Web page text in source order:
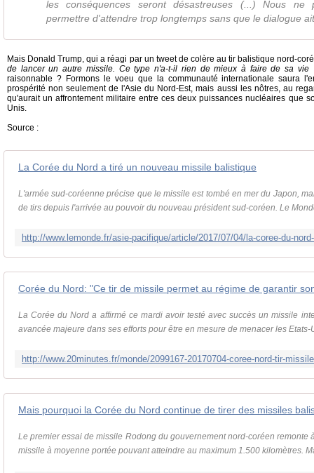
les conséquences seront désastreuses (...) Nous ne
permettre d'attendre trop longtemps sans que le dialogue
Mais Donald Trump, qui a réagi par un tweet de colère au tir balistique nord-
de lancer un autre missile. Ce type n'a-t-il rien de mieux à faire de sa vie
raisonnable ? Formons le voeu que la communauté internationale saura
prospérité non seulement de l'Asie du Nord-Est, mais aussi les nôtres, au
qu'aurait un affrontement militaire entre ces deux puissances nucléaires que
Unis.
Source :
La Corée du Nord a tiré un nouveau missile balistique
L'armée sud-coréenne précise que le missile est tombé en mer du Japon,
de tirs depuis l'arrivée au pouvoir du nouveau président sud-coréen. Le
Corée du Nord: "Ce tir de missile permet au régime de garantir
La Corée du Nord a affirmé ce mardi avoir testé avec succès un missile
avancée majeure dans ses efforts pour être en mesure de menacer les Etats-
Mais pourquoi la Corée du Nord continue de tirer des missiles
Le premier essai de missile Rodong du gouvernement nord-coréen remonte
missile à moyenne portée pouvant atteindre au maximum 1.500 kilomètres.